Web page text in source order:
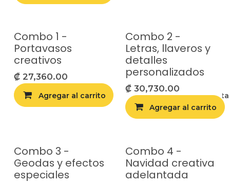
Combo 1 -
Portavasos
creativos
₡ 27,360.00
Agregar al carrito Agregar a la
Combo 2 -
Letras, llaveros y
detalles
personalizados
₡ 30,730.00
Agregar al carrito
Combo 3 -
Geodas y efectos
especiales
Combo 4 -
Navidad creativa
adelantada